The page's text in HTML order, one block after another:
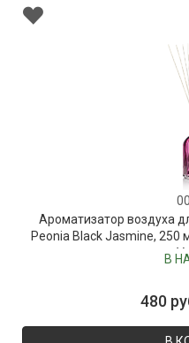
Ароматизатор воздуха
Peonia Black Jasmine,
В
480